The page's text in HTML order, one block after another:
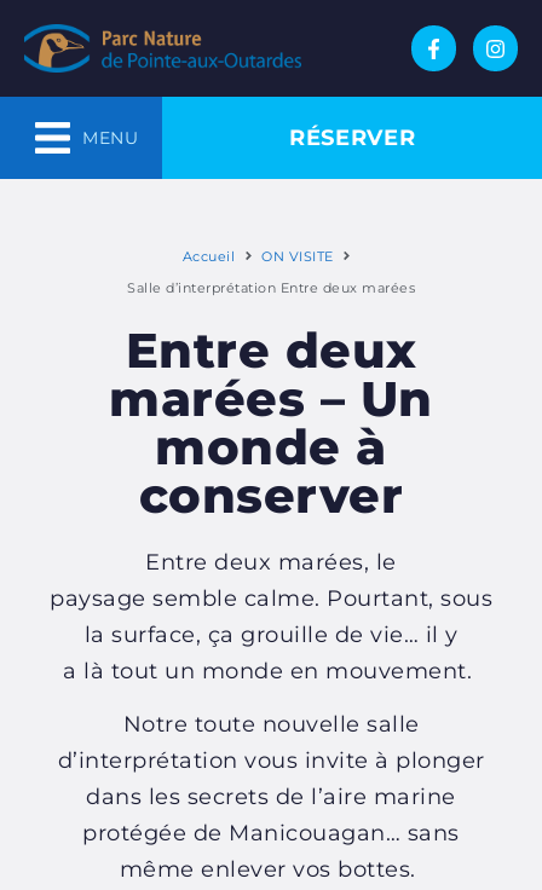
MENU RÉSERVER
Accueil
ON VISITE
Salle d’interprétation Entre deux marées
Entre deux
marées – Un
monde à
conserver
Entre deux marées, le
paysage semble calme. Pourtant, sous
la surface, ça grouille de vie… il y
a là tout un monde en mouvement.
Notre toute nouvelle salle
d’interprétation vous invite à plonger
dans les secrets de l’aire marine
protégée de Manicouagan… sans
même enlever vos bottes.